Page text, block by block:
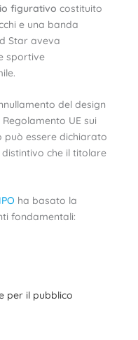
figurativo costituito
e una banda
Star aveva
sportive
del design
UE sui
può essere dichiarato
che il titolare
ha basato la
fondamentali:
per il pubblico